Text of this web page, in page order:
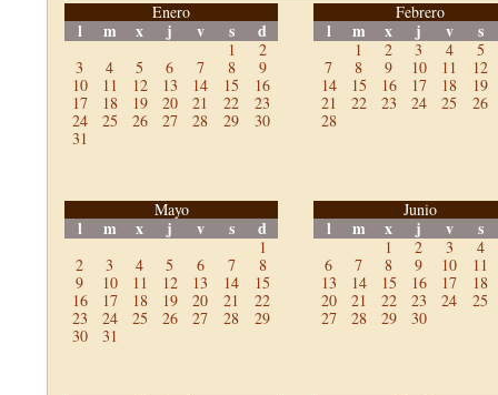
Enero
l m x j v s d
1
2
3
4 5 6 7 8
9
10
11 12 13 14 15
16
17
18 19 20 21 22
23
24
25 26 27 28 29
30
31
Febrero
l m x j v s
1 2 3 4
5
7
8 9 10 11
12
14
15 16 17 18
19
21
22 23 24 25
26
28
Mayo
l m x j v s d
1
2
3 4 5 6 7
8
9
10 11 12 13 14
15
16
17 18 19 20 21
22
23
24 25 26 27 28
29
30
31
Junio
l m x j v s
1 2 3
4
6
7 8 9 10
11
13
14 15 16 17
18
20
21 22 23 24
25
27
28 29 30